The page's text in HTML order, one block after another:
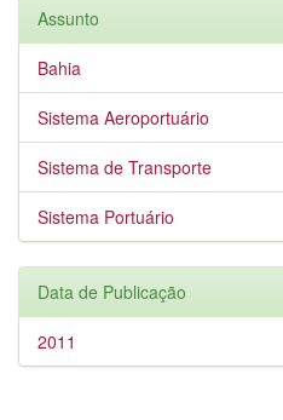
Assunto
Bahia
Sistema Aeroportuário
Sistema de Transporte
Sistema Portuário
Data de Publicação
2011